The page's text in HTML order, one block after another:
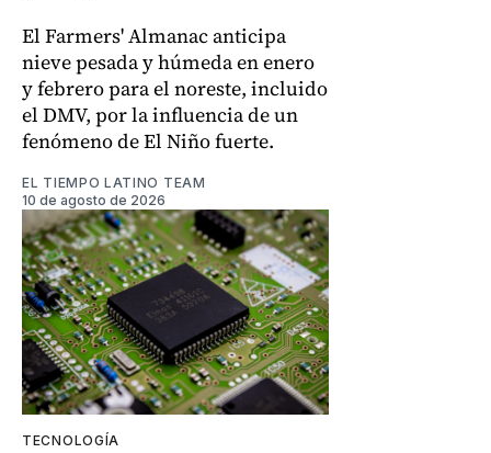
El Farmers' Almanac anticipa
nieve pesada y húmeda en enero
y febrero para el noreste, incluido
el DMV, por la influencia de un
fenómeno de El Niño fuerte.
EL TIEMPO LATINO TEAM
10 de agosto de 2026
TECNOLOGÍA